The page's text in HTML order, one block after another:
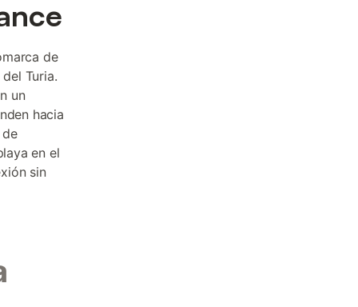
de
Turia.
un
hacia
de
en el
sin